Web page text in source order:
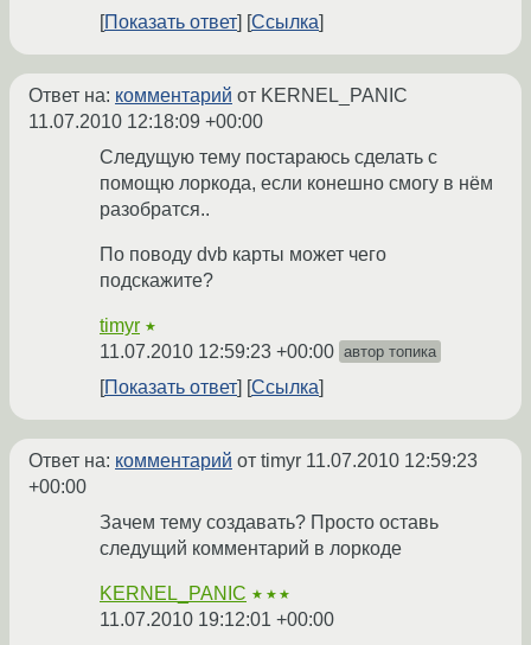
Показать ответ
Ссылка
Ответ на: комментарий от KERNEL_PANIC
11.07.2010 12:18:09 +00:00
Следущую тему постараюсь сделать с
помощю лоркода, если конешно смогу в нём
разобратся..
По поводу dvb карты может чего
подскажите?
timyr ★
11.07.2010 12:59:23 +00:00 автор топика
Показать ответ Ссылка
Ответ на: комментарий от timyr 11.07.2010 12:59:23
+00:00
Зачем тему создавать? Просто оставь
следущий комментарий в лоркоде
KERNEL_PANIC ★★★
11.07.2010 19:12:01 +00:00